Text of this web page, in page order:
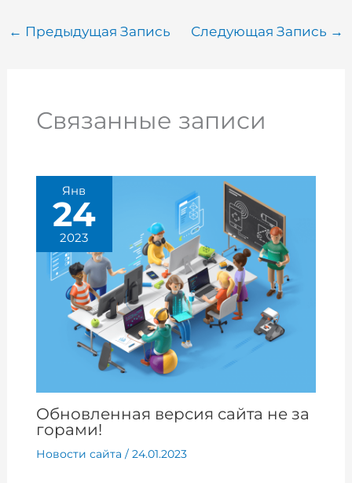
← Предыдущая Запись Следующая Запись →
Связанные записи
Янв
24
2023
Обновленная версия сайта не за
горами!
Новости сайта / 24.01.2023